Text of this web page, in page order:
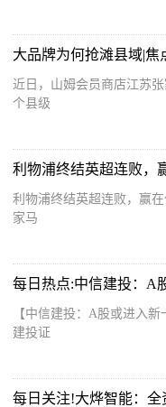
大品牌为何抢滩县域|焦
近日，山姆会员商店江苏
个县级
利物浦终结英超连败，
利物浦终结英超连败，赢
家马
【中信建投：A股或进入
建投证